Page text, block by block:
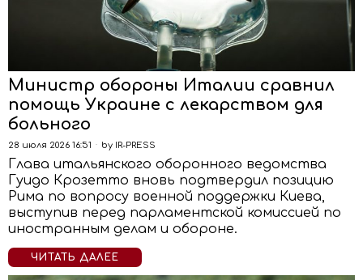
Министр обороны Италии сравнил
помощь Украине с лекарством для
больного
28 июля 2026 16:51 by IR-PRESS
Глава итальянского оборонного ведомства
Гуидо Крозетто вновь подтвердил позицию
Рима по вопросу военной поддержки Киева,
выступив перед парламентской комиссией по
иностранным делам и обороне.
ЧИТАТЬ ДАЛЕЕ